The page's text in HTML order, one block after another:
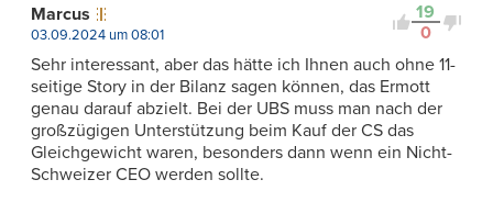
19
0
Marcus
03.09.2024 um 08:01
Sehr interessant, aber das hätte ich Ihnen auch ohne 11-
seitige Story in der Bilanz sagen können, das Ermott
genau darauf abzielt. Bei der UBS muss man nach der
großzügigen Unterstützung beim Kauf der CS das
Gleichgewicht waren, besonders dann wenn ein Nicht-
Schweizer CEO werden sollte.